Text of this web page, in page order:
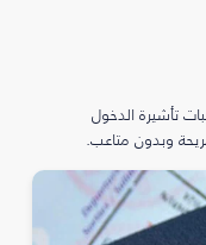
تأشيرة الدخول
وبدون متاعب.